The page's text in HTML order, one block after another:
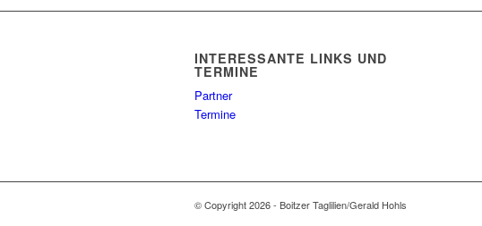
INTERESSANTE LINKS UND
TERMINE
Partner
Termine
© Copyright 2026 - Boitzer Taglilien/Gerald Hohls